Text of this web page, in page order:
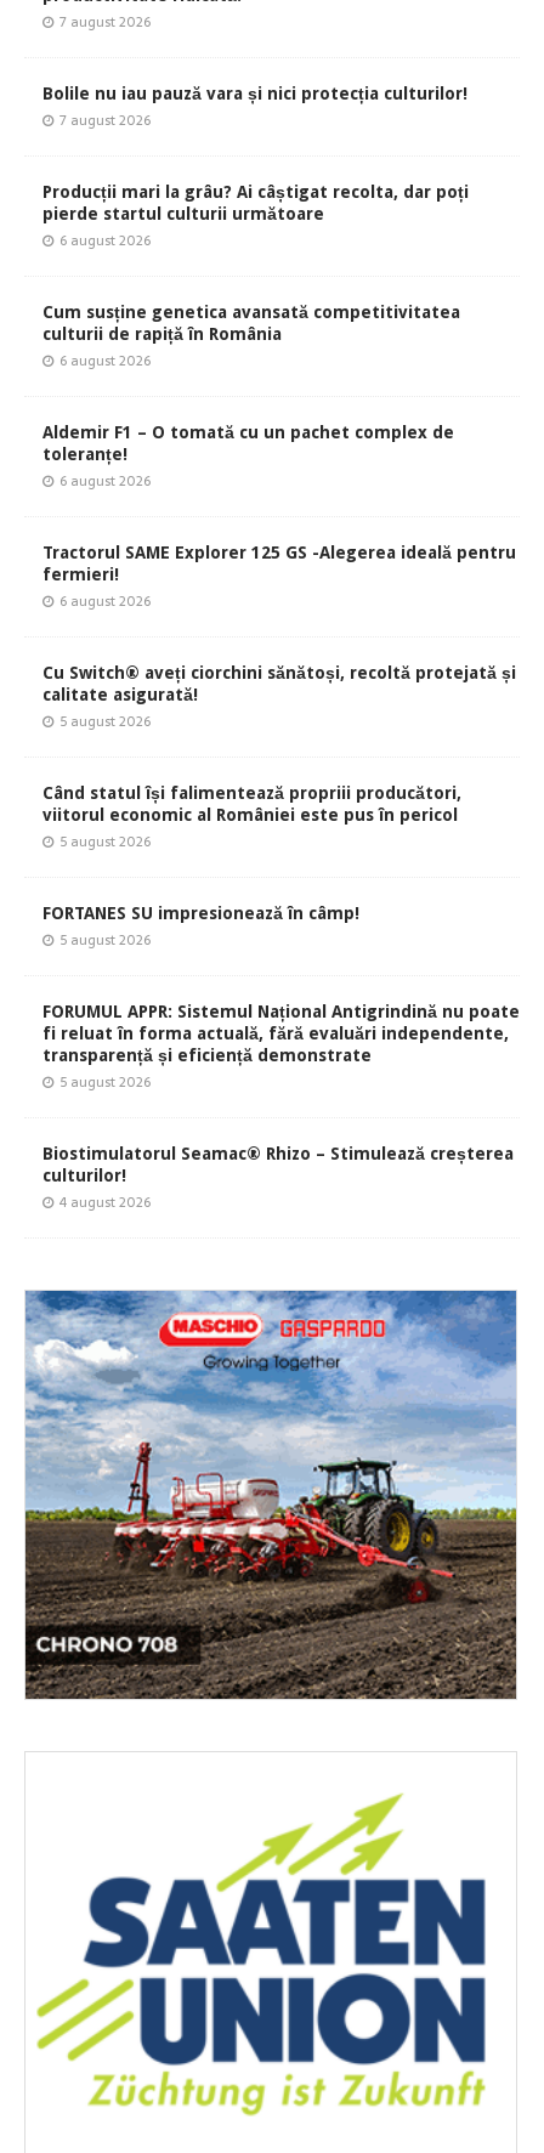
7 august 2026
Bolile nu iau pauză vara și nici protecția culturilor!
7 august 2026
Producții mari la grâu? Ai câștigat recolta, dar poți
pierde startul culturii următoare
6 august 2026
Cum susține genetica avansată competitivitatea
culturii de rapiță în România
6 august 2026
Aldemir F1 – O tomată cu un pachet complex de
toleranțe!
6 august 2026
Tractorul SAME Explorer 125 GS -Alegerea ideală pentru
fermieri!
6 august 2026
Cu Switch® aveți ciorchini sănătoși, recoltă protejată și
calitate asigurată!
5 august 2026
Când statul își falimentează propriii producători,
viitorul economic al României este pus în pericol
5 august 2026
FORTANES SU impresionează în câmp!
5 august 2026
FORUMUL APPR: Sistemul Național Antigrindină nu poate
fi reluat în forma actuală, fără evaluări independente,
transparență și eficiență demonstrate
5 august 2026
Biostimulatorul Seamac® Rhizo – Stimulează creșterea
culturilor!
4 august 2026